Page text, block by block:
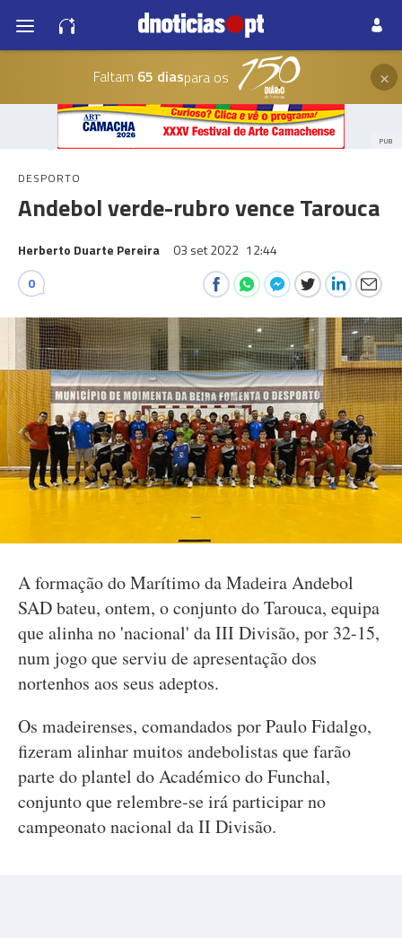
Faltam 65 diaspara os ×
PUB
DESPORTO
Andebol verde-rubro vence Tarouca
Herberto Duarte Pereira 03 set 2022 12:44
0
A formação do Marítimo da Madeira Andebol
SAD bateu, ontem, o conjunto do Tarouca, equipa
que alinha no 'nacional' da III Divisão, por 32-15,
num jogo que serviu de apresentação dos
nortenhos aos seus adeptos.
Os madeirenses, comandados por Paulo Fidalgo,
fizeram alinhar muitos andebolistas que farão
parte do plantel do Académico do Funchal,
conjunto que relembre-se irá participar no
campeonato nacional da II Divisão.